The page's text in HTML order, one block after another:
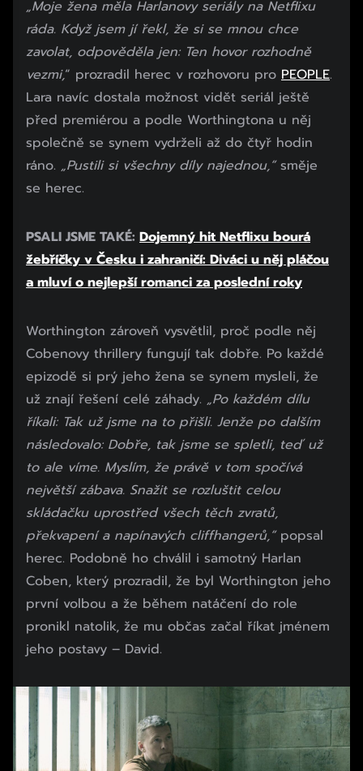
„Moje žena měla Harlanovy seriály na Netflixu
ráda. Když jsem jí řekl, že si se mnou chce
zavolat, odpověděla jen: Ten hovor rozhodně
vezmi,“ prozradil herec v rozhovoru pro PEOPLE.
Lara navíc dostala možnost vidět seriál ještě
před premiérou a podle Worthingtona u něj
společně se synem vydrželi až do čtyř hodin
ráno. „Pustili si všechny díly najednou,“směje
se herec.
PSALI JSME TAKÉ: Dojemný hit Netflixu bourá
žebříčky v Česku i zahraničí: Diváci u něj pláčou
a mluví o nejlepší romanci za poslední roky
Worthington zároveň vysvětlil, proč podle něj
Cobenovy thrillery fungují tak dobře. Po každé
epizodě si prý jeho žena se synem mysleli, že
už znají řešení celé záhady. „Po každém dílu
říkali: Tak už jsme na to přišli. Jenže po dalším
následovalo: Dobře, tak jsme se spletli, teď už
to ale víme. Myslím, že právě v tom spočívá
největší zábava. Snažit se rozluštit celou
skládačku uprostřed všech těch zvratů,
překvapení a napínavých cliffhangerů,“popsal
herec. Podobně ho chválil i samotný Harlan
Coben, který prozradil, že byl Worthington jeho
první volbou a že během natáčení do role
pronikl natolik, že mu občas začal říkat jménem
jeho postavy – David.